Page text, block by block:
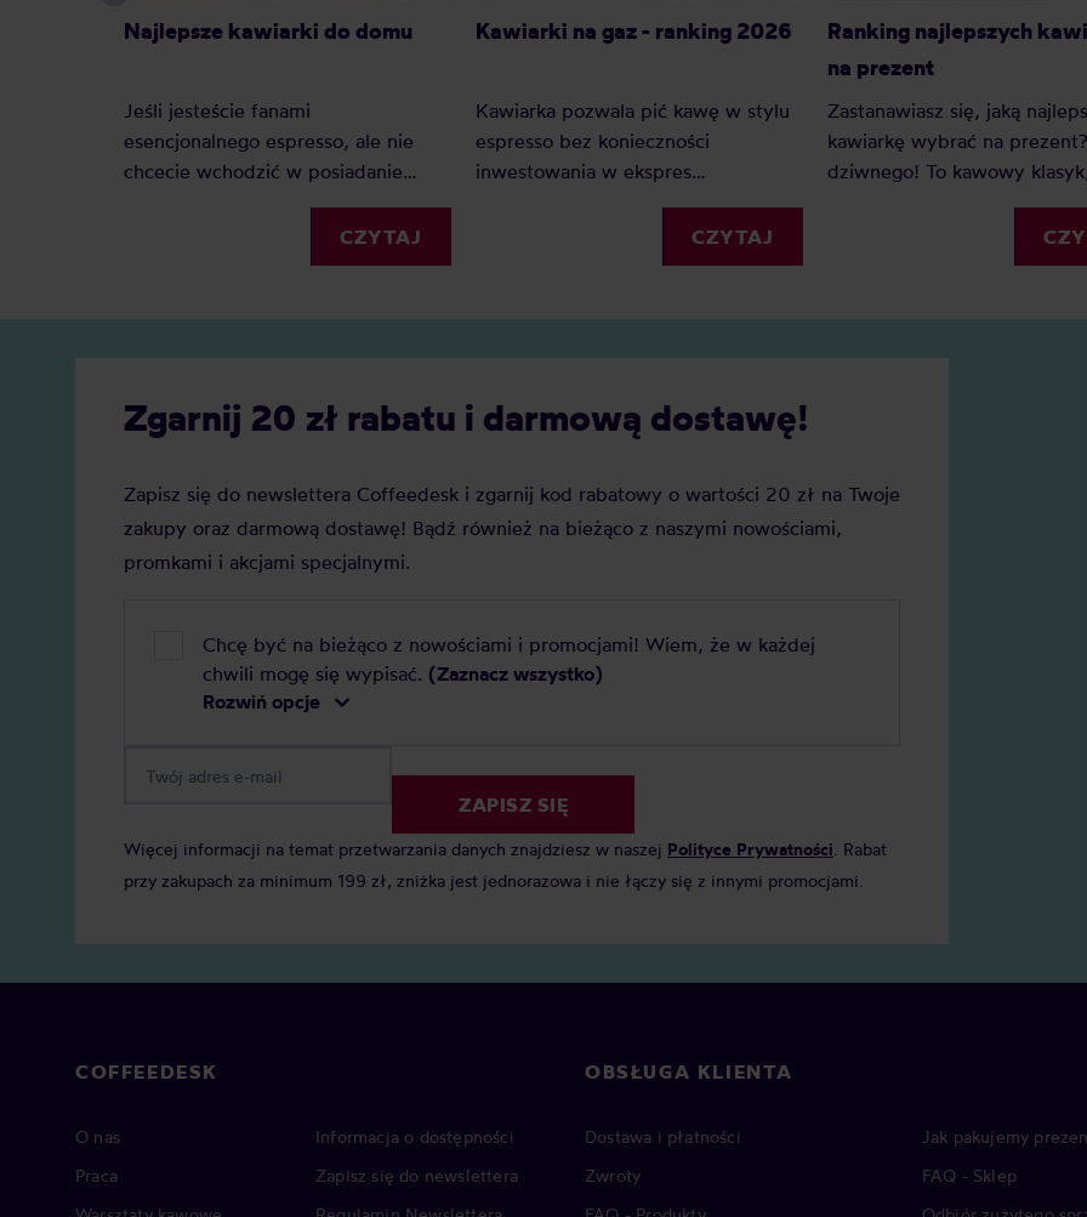
Najlepsze kawiarki do domu
Jeśli jesteście fanami
esencjonalnego espresso, ale nie
chcecie wchodzić w posiadanie
ekspresu ciśnieniowego, to
kafetierka będzie doskonałym
rozwiązaniem. Jaka kawiarka jest
CZYTAJ
Kawiarki na gaz - ranking 2026
Kawiarka pozwala pić kawę w stylu
espresso bez konieczności
inwestowania w ekspres
ciśnieniowy. Jeśli dysponujecie
klasycznymi palnikami najlepsza
będzie kawiarka na gaz. Ranking
CZYTAJ
Ranking najlepszych
na prezent
Zastanawiasz się, jaką
kawiarkę wybrać na
dziwnego! To kawowy
nigdy nie wyjdzie z mody.
kawiarka najlepsza? Jaką
Zobacz, czym różnią się od
Zgarnij 20 zł rabatu i darmową dostawę!
Zapisz się do newslettera Coffeedesk i zgarnij kod rabatowy o wartości 20 zł na Twoje
zakupy oraz darmową dostawę! Bądź również na bieżąco z naszymi nowościami,
promkami i akcjami specjalnymi.
Chcę być na bieżąco z nowościami i promocjami! Wiem, że w każdej
chwili mogę się wypisać. (Zaznacz wszystko)
Rozwiń opcje
ZAPISZ SIĘ
Więcej informacji na temat przetwarzania danych znajdziesz w naszej Polityce Prywatności . Rabat
przy zakupach za minimum 199 zł, zniżka jest jednorazowa i nie łączy się z innymi promocjami.
COFFEEDESK
O nas
Praca
Informacja o dostępności
Zapisz się do newslettera
OBSŁUGA KLIENTA
Dostawa i płatności
Zwroty
Jak pakujemy
FAQ - Sklep